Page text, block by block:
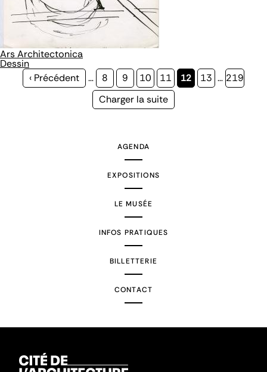
Ars Architectonica
Dessin
Page
‹ Précédent … Page
8 Page
9 Page
10 Page
11
Page
12 Page
13 … Page
219
Page
Charger la suite
AGENDA
EXPOSITIONS
LE MUSÉE
INFOS PRATIQUES
BILLETTERIE
CONTACT